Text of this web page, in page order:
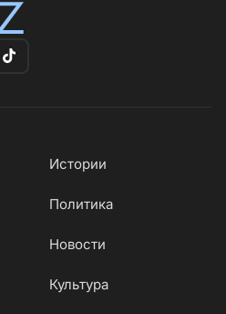
Истории
Политика
Новости
Культура